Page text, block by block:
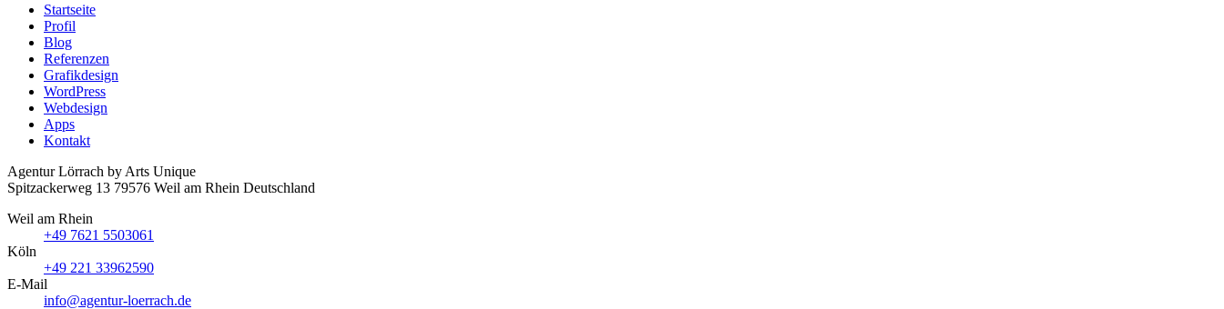
Startseite
Profil
Blog
Referenzen
Grafikdesign
WordPress
Webdesign
Apps
Kontakt
Agentur Lörrach by Arts Unique
Spitzackerweg 13 79576 Weil am Rhein Deutschland
Weil am Rhein
+49 7621 5503061
Köln
+49 221 33962590
E-Mail
info@agentur-loerrach.de